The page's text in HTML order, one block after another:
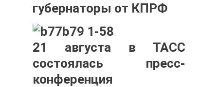
губернаторы от КПРФ
21 августа в ТАСС
состоялась пресс-
конференция